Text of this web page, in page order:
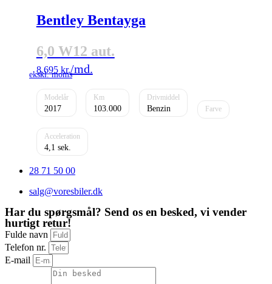
Bentley Bentayga
6,0 W12 aut.
8.695 kr.
2017 103.000 Benzin
4,1
28 71 50 00
salg@voresbiler.dk
Har du spørgsmål? Send os en besked, vi vender
hurtigt retur!
Fulde navn
Telefon nr.
E-mail